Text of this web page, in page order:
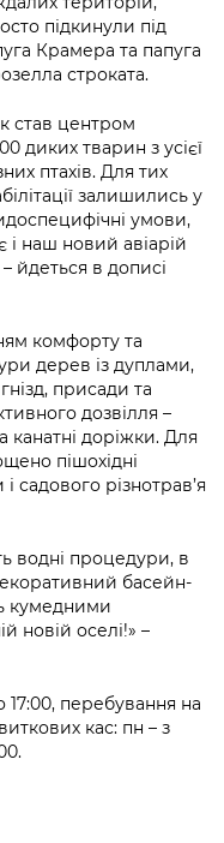
підкинули під
Крамера та папуга
строката.
став центром
диких тварин з усієї
птахів. Для тих
залишились у
умови,
наш новий авіарій
йдеться в дописі
комфорту та
дерев із дуплами,
присади та
дозвілля –
канатні доріжки. Для
пішохідні
садового різнотрав’я
водні процедури, в
басейн-
кумедними
новій оселі!» –
17:00, перебування на
кас: пн – з